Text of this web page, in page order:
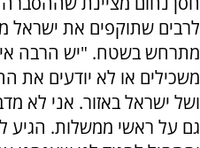
לרבים שתוקפים את ישראל
מתרחש בשטח. "יש הרבה
משכילים או לא יודעים את
ושל ישראל באזור. אני לא
גם על ראשי ממשלות.